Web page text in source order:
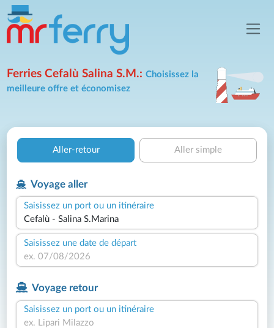
Ferries Cefalù Salina S.M.:Choisissez la
meilleure offre et économisez
Aller-retour Aller simple
Voyage aller
Saisissez un port ou un itinéraire
Saisissez une date de départ
Voyage retour
Saisissez un port ou un itinéraire